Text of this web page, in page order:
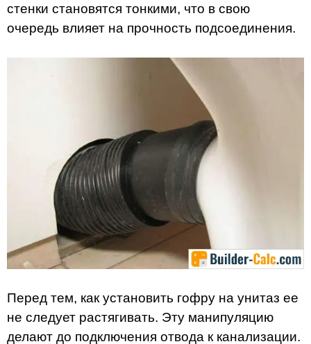
стенки становятся тонкими, что в свою
очередь влияет на прочность подсоединения.
Перед тем, как установить гофру на унитаз ее
не следует растягивать. Эту манипуляцию
делают до подключения отвода к канализации.